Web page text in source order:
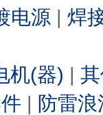
电源 | 焊
机(器) |
| 防雷浪